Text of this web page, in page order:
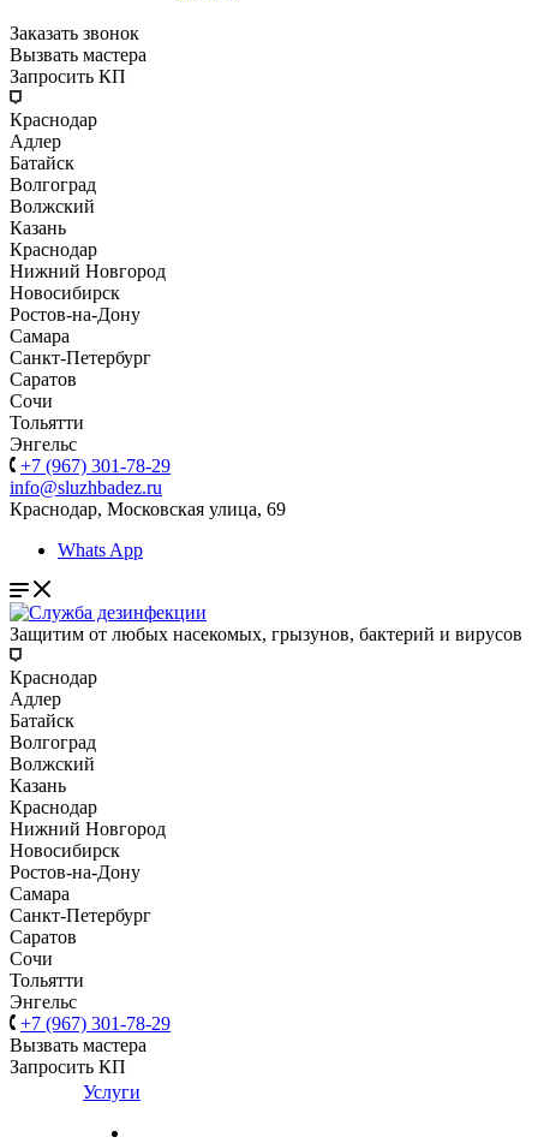
Заказать звонок
Вызвать мастера
Запросить КП
Краснодар
Адлер
Батайск
Волгоград
Волжский
Казань
Краснодар
Нижний Новгород
Новосибирск
Ростов-на-Дону
Самара
Санкт-Петербург
Саратов
Сочи
Тольятти
Энгельс
+7 (967) 301-78-29
info@sluzhbadez.ru
Краснодар, Московская улица, 69
Whats App
Защитим от любых насекомых, грызунов, бактерий и вирусов
Краснодар
Адлер
Батайск
Волгоград
Волжский
Казань
Краснодар
Нижний Новгород
Новосибирск
Ростов-на-Дону
Самара
Санкт-Петербург
Саратов
Сочи
Тольятти
Энгельс
+7 (967) 301-78-29
Вызвать мастера
Запросить КП
Услуги